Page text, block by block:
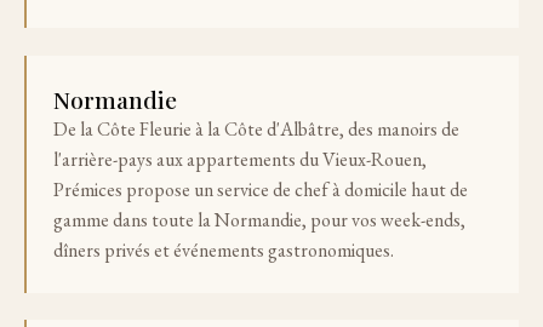
Normandie
De la Côte Fleurie à la Côte d'Albâtre, des manoirs de
l'arrière-pays aux appartements du Vieux-Rouen,
Prémices propose un service de chef à domicile haut de
gamme dans toute la Normandie, pour vos week-ends,
dîners privés et événements gastronomiques.